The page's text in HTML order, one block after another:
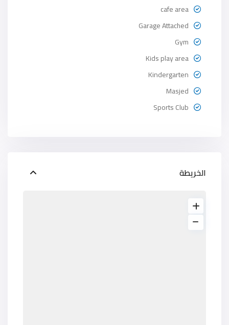
cafe area
Garage Attached
Gym
Kids play area
Kindergarten
Masjed
Sports Club
الخريطة